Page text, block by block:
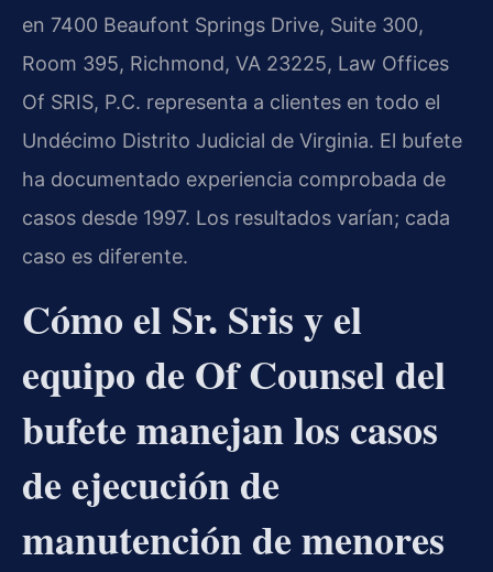
en 7400 Beaufont Springs Drive, Suite 300,
Room 395, Richmond, VA 23225, Law Offices
Of SRIS, P.C. representa a clientes en todo el
Undécimo Distrito Judicial de Virginia. El bufete
ha documentado experiencia comprobada de
casos desde 1997. Los resultados varían; cada
caso es diferente.
Cómo el Sr. Sris y el
equipo de Of Counsel del
bufete manejan los casos
de ejecución de
manutención de menores